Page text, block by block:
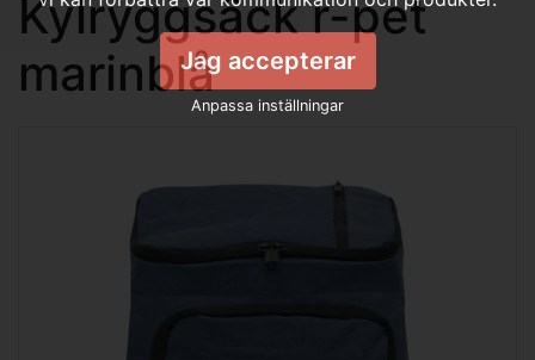
Kylryggsäck r-pet
marinblåJag accepterar
Anpassa inställningar